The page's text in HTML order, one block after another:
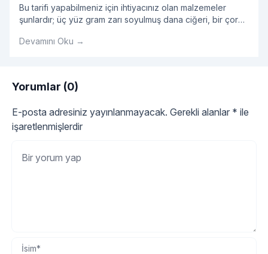
Bu tarifi yapabilmeniz için ihtiyacınız olan malzemeler
şunlardır; üç yüz gram zarı soyulmuş dana ciğeri, bir çorba
kimyon, tuz. İlk sakatat yemek tarifimize ciğerleri küp küp
Devamını Oku →
Yorumlar (0)
E-posta adresiniz yayınlanmayacak. Gerekli alanlar * ile
işaretlenmişlerdir